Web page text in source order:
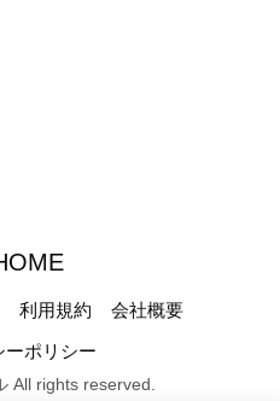
利用規約 会社概要
ーポリシー
All rights reserved.